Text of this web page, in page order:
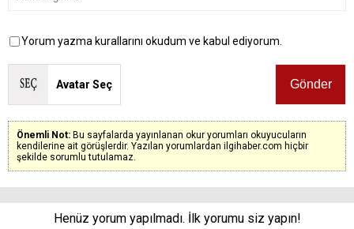
Yorum yazma kurallarını okudum ve kabul ediyorum.
Avatar Seç
Önemli Not: Bu sayfalarda yayınlanan okur yorumları okuyucuların
kendilerine ait görüşlerdir. Yazılan yorumlardan ilgihaber.com hiçbir
şekilde sorumlu tutulamaz.
Henüz yorum yapılmadı. İlk yorumu siz yapın!